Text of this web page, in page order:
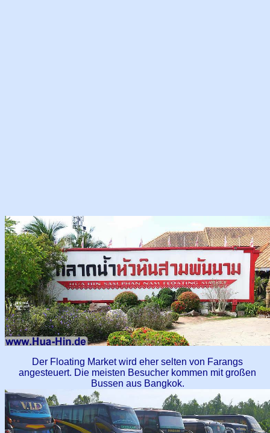
Der Floating Market wird eher selten von Farangs
angesteuert. Die meisten Besucher kommen mit großen
Bussen aus Bangkok.